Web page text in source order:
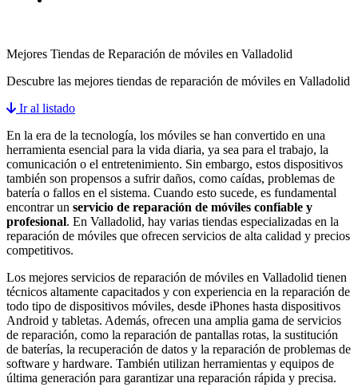
Mejores Tiendas de Reparación de móviles en Valladolid
Descubre las mejores tiendas de reparación de móviles en Valladolid
Ir al listado
En la era de la tecnología, los móviles se han convertido en una
herramienta esencial para la vida diaria, ya sea para el trabajo, la
comunicación o el entretenimiento. Sin embargo, estos dispositivos
también son propensos a sufrir daños, como caídas, problemas de
batería o fallos en el sistema. Cuando esto sucede, es fundamental
encontrar un servicio de reparación de móviles confiable y
profesional. En Valladolid, hay varias tiendas especializadas en la
reparación de móviles que ofrecen servicios de alta calidad y precios
competitivos.
Los mejores servicios de reparación de móviles en Valladolid tienen
técnicos altamente capacitados y con experiencia en la reparación de
todo tipo de dispositivos móviles, desde iPhones hasta dispositivos
Android y tabletas. Además, ofrecen una amplia gama de servicios
de reparación, como la reparación de pantallas rotas, la sustitución
de baterías, la recuperación de datos y la reparación de problemas de
software y hardware. También utilizan herramientas y equipos de
última generación para garantizar una reparación rápida y precisa.